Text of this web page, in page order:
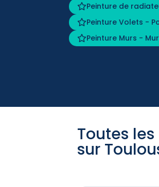
Peinture de
Peinture Volets -
Peinture Murs -
Toutes
sur